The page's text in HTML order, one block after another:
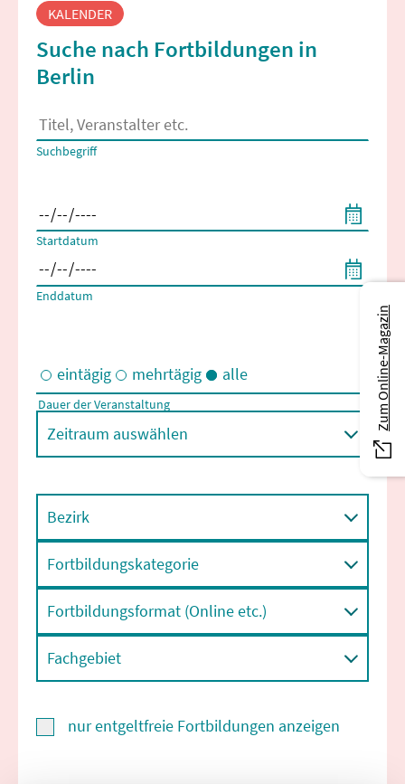
KALENDER
Suche nach Fortbildungen in
Berlin
Es erscheinen Suchvorschläge, wenn mindestens 2 Zeichen
Suchbegriff
Startdatum
Enddatum
Eintägige und/oder mehrtägige Veranstaltungen
eintägig mehrtägig alle
Dauer der Veranstaltung
Zeitraum auswählen
Bezirk
Fortbildungskategorie
Fortbildungsformat (Online etc.)
Fachgebiet
nur entgeltfreie Fortbildungen anzeigen
Zum Online-Magazin